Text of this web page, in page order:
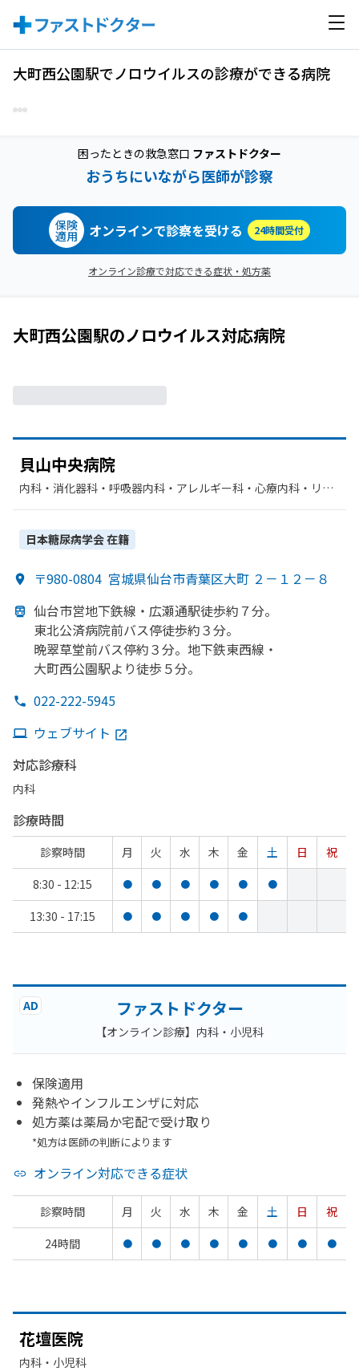
大町西公園駅でノロウイルスの診療ができる病院
困ったときの救急窓口 ファストドクター
おうちにいながら医師が診察
保険
適用 オンラインで診察を受ける 24時間受付
オンライン診療で対応できる症状・処方薬
大町西公園駅のノロウイルス対応病院
貝山中央病院
内科・​消化器科・​呼吸器内科・​アレルギー科・​心療内科・​リウ
日本糖尿病学会在籍
〒980-0804 宮城県仙台市青葉区大町 ２－１２－８
仙台市営地下鉄線・ 広瀬通駅徒歩約７分。
東北公済病院前バス停徒歩約３分。
晩翠草堂前バス停約３分。 地下鉄東西線・
大町西公園駅より徒歩５分。
022-222-5945
ウェブサイト
対応診療科
内科
診療時間
診察時間 月 火 水 木 金 土 日
祝
8:30 - 12:15
● ● ● ● ● ●
13:30 - 17:15 ● ● ● ● ●
AD ファストドクター
【オンライン診療】内科・小児科
保険適用
発熱やインフルエンザに対応
処方薬は薬局か宅配で受け取り
*処方は医師の判断によります
オンライン対応できる症状
診察時間 月 火 水 木 金 土 日
祝
24時間
● ● ● ● ● ● ● ●
花壇医院
内科・​小児科